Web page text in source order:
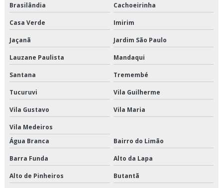
Empresas que fazem manutenção de elevadores
Empresas que trabalham com manutenção de elevadores
Especialista em instalação e conserto de elevadores
Fabricantes de elevadores em sp
Fornecedores de elevadores
Inspeção anual de elevadores
Inspeção de elevadores
Inspeção de elevadores periodicidade
Brasilândia
Cachoeirinha
Casa Verde Imirim
Jaçanã Jardim São Paulo
Lauzane Paulista Mandaqui
Santana Tremembé
Tucuruvi Vila Guilherme
Vila Gustavo Vila Maria
Vila Medeiros
Água Branca
Bairro do Limão
Barra Funda Alto da Lapa
Alto de Pinheiros Butantã